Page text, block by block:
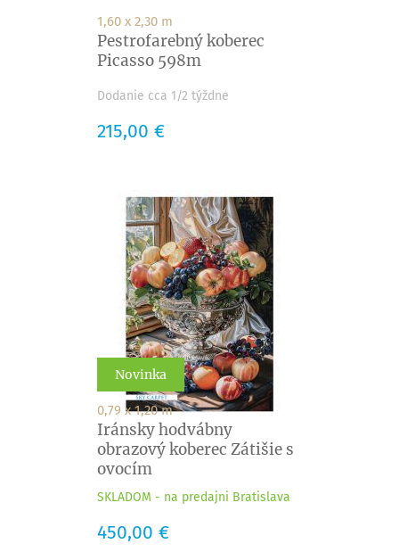
1,60 x 2,30 m
Pestrofarebný koberec
Picasso 598m
Dodanie cca 1/2 týždne
Cena
215,00 €
Novinka
0,79 x 1,20 m
Iránsky hodvábny
obrazový koberec Zátišie s
ovocím
SKLADOM - na predajni Bratislava
Cena
450,00 €